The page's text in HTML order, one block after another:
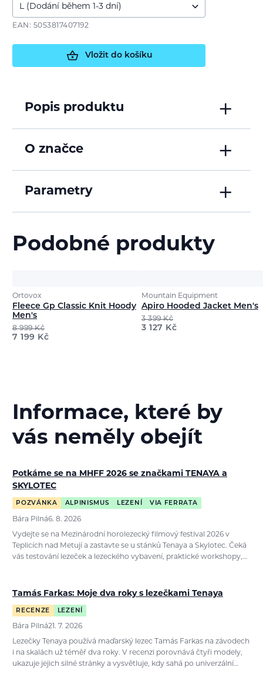
EAN: 5053817407192
Vložit do košíku
Popis produktu
O značce
Parametry
Podobné produkty
Ortovox
Fleece Gp Classic Knit Hoody
Men's
8 999Kč
7 199 Kč
Mountain Equipment
Apiro Hooded Jacket Men's
3 399Kč
3 127 Kč
Informace, které by
vás neměly obejít
Potkáme se na MHFF 2026 se značkami TENAYA a
SKYLOTEC
POZVÁNKA ALPINISMUS LEZENÍ VIA FERRATA
Bára Pilná6. 8. 2026
Vydejte se na Mezinárodní horolezecký filmový festival 2026 v
Teplicích nad Metují a zastavte se u stánků Tenaya a Skylotec. Čeká
vás testování lezeček a lezeckého vybavení, praktické workshopy,…
Tamás Farkas: Moje dva roky s lezečkami Tenaya
RECENZE LEZENÍ
Bára Pilná21. 7. 2026
Lezečky Tenaya používá maďarský lezec Tamás Farkas na závodech
i na skalách už téměř dva roky. V recenzi porovnává čtyři modely,
ukazuje jejich silné stránky a vysvětluje, kdy sahá po univerzální…